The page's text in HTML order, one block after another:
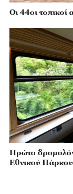
Οι 44οι τοπικοί
Πρώτο
Εθνικού